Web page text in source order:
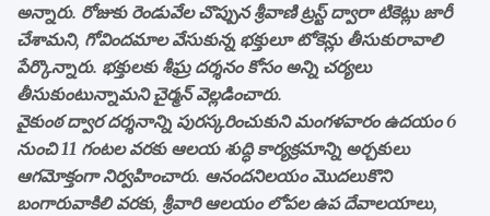
అన్నారు. రోజుకు రెండువేల చొప్పున శ్రీవాణి ట్రస్ట్‌ ద్వారా టికెట్లు జారీ
చేశామని, గోవిందమాల వేసుకున్న భక్తులూ టోకెన్లు తీసుకురావాలి
పేర్కొన్నారు. భక్తులకు శీఘ్ర దర్శనం కోసం అన్ని చర్యలు
తీసుకుంటున్నామని చైర్మన్‌ వెల్లడించారు.
వైకుంఠ ద్వార దర్శనాన్ని పుర‌స్కరించుకుని మంగళవారం ఉదయం 6
నుంచి 11 గంటల వరకు ఆలయ శుద్ధి కార్యక్రమాన్ని అర్చకులు
ఆగమోక్తంగా నిర్వహించారు. ఆనందనిలయం మొదలుకొని
బంగారువాకిలి వరకు, శ్రీవారి ఆలయం లోపల ఉప దేవాలయాలు,